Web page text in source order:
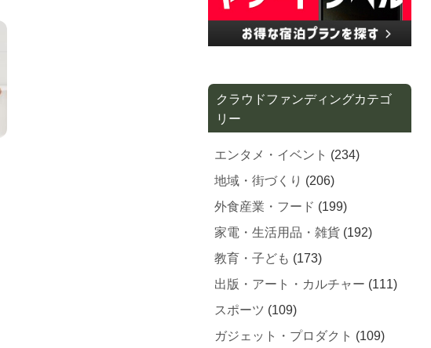
クラウドファンディングカテゴ
リー
エンタメ・イベント (234)
地域・街づくり (206)
外食産業・フード (199)
家電・生活用品・雑貨 (192)
教育・子ども (173)
出版・アート・カルチャー (111)
スポーツ (109)
ガジェット・プロダクト (109)